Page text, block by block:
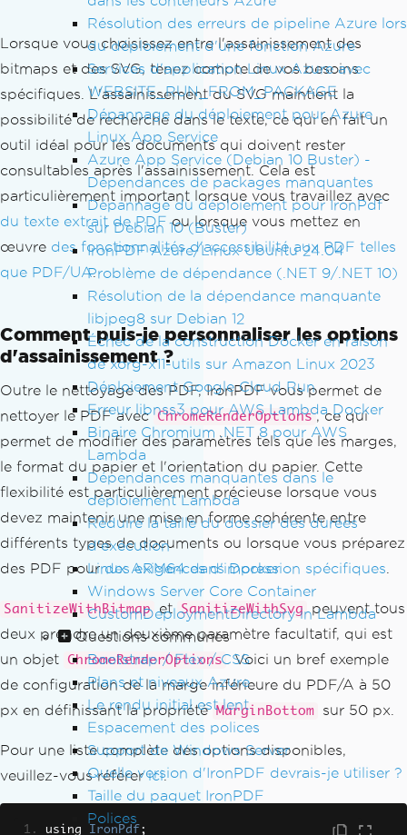
Résolution des erreurs de pipeline Azure lors
du déploiement d'une fonction Azure
Services d'application Linux Azure avec
WEBSITE_RUN_FROM_PACKAGE
Dépannage du déploiement pour Azure
Linux App Service
Azure App Service (Debian 10 Buster) -
Dépendances de packages manquantes
Dépannage du déploiement pour IronPdf
sur Debian 10 (Buster)
IronPDF Azure/Linux Ubuntu 24.04
Problème de dépendance (.NET 9/.NET 10)
Résolution de la dépendance manquante
libjpeg8 sur Debian 12
Échec de la construction Docker en raison
de xorg-x11-utils sur Amazon Linux 2023
Déploiement Google Cloud Run
Erreur libnss3 pour AWS Lambda Docker
Binaire Chromium .NET 8 pour AWS
Lambda
Dépendances manquantes dans le
déploiement Lambda
Réduire la taille du dossier des durées
d'exécution
Linux ARM64 dans Docker
Windows Server Core Container
CustomDeploymentDirectory in Lambda
Questions communes
Bootstrap / Flex / CSS
Plans et niveaux Azure
Le rendu initial est lent
Espacement des polices
Support de Windows Server
Quelle version d'IronPDF devrais-je utiliser ?
Taille du paquet IronPDF
Polices
Lorsque vous choisissez entre l'assainissement des
bitmaps et des SVG, tenez compte de vos besoins
spécifiques. L'assainissement du SVG maintient la
possibilité de recherche dans le texte, ce qui en fait un
outil idéal pour les documents qui doivent rester
consultables après l'assainissement. Cela est
particulièrement important lorsque vous travaillez avec
du texte extrait de PDFou lorsque vous mettez en
œuvre des fonctionnalités d'accessibilité aux PDF telles
que PDF/UA.
Comment puis-je personnaliser les options
d'assainissement ?
Outre le nettoyage des PDF, IronPDF vous permet de
nettoyer le PDF avec ChromeRenderOptions , ce qui
permet de modifier des paramètres tels que les marges,
le format du papier et l'orientation du papier. Cette
flexibilité est particulièrement précieuse lorsque vous
devez maintenir une mise en forme cohérente entre
différents types de documents ou lorsque vous préparez
des PDF pourdes exigences d'impression spécifiques.
SanitizeWithBitmap et SanitizeWithSvg peuvent tous
deux prendre un deuxième paramètre facultatif, qui est
un objet ChromeRenderOptions . Voici un bref exemple
de configuration de la marge inférieure du PDF/A à 50
px en définissant la propriété MarginBottom sur 50 px.
Pour une liste complète des options disponibles,
veuillez-vous référerici.
using IronPdf ;